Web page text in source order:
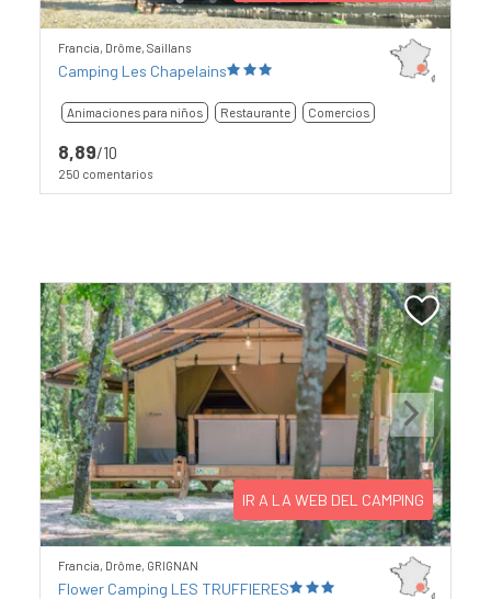
Francia, Drôme, Saillans
Camping Les Chapelains
Animaciones para niños Restaurante Comercios
8,89/10
250 comentarios
Previous Next
IR A LA WEB DEL CAMPING
Francia, Drôme, GRIGNAN
Flower Camping LES TRUFFIERES